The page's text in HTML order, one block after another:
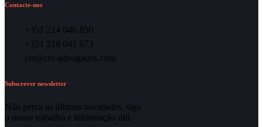
Contacte-nos
+351 214 046 850
+351 218 041 673
crs@crs-advogados.com
Subscrever newsletter
Não perca as últimas novidades, siga
o nosso trabalho e informação útil.